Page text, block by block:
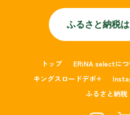
ふるさと納税
トップ ERiNA selectにつ
キングスロードデポ+
ふるさと納税